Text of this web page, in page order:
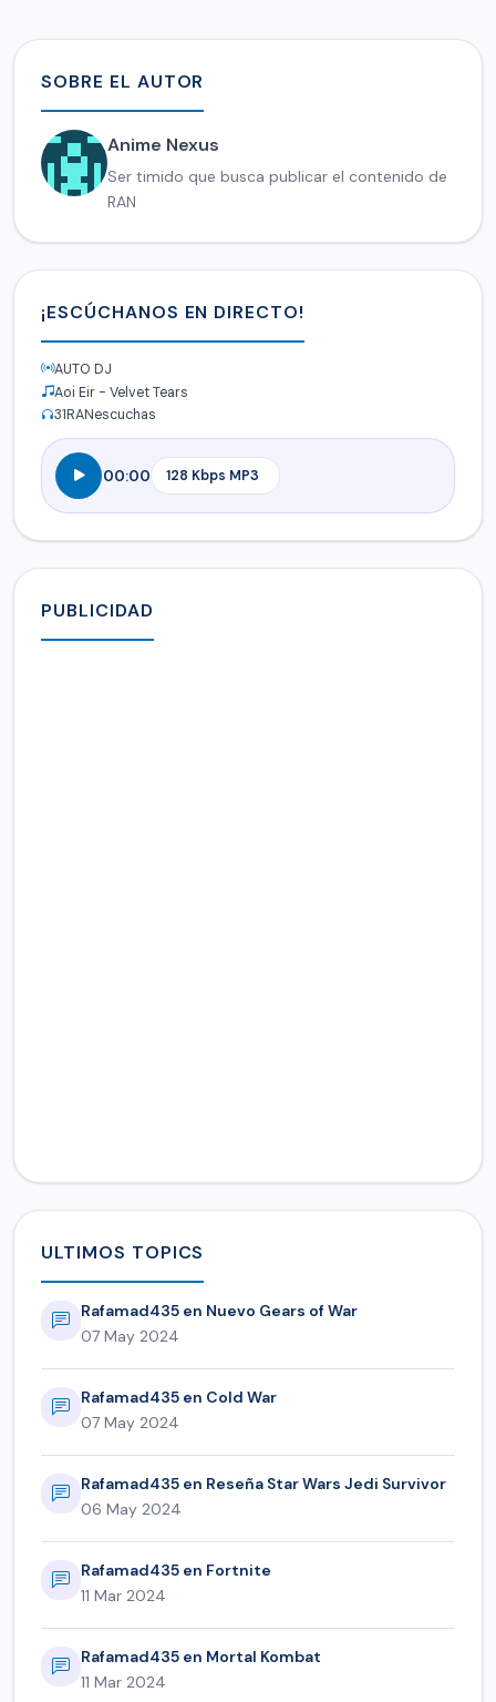
SOBRE EL AUTOR
Anime Nexus
Ser timido que busca publicar el contenido de
RAN
¡ESCÚCHANOS EN DIRECTO!
AUTO DJ
Aoi Eir - Velvet Tears
31RANescuchas
00:00
PUBLICIDAD
ULTIMOS TOPICS
Rafamad435 en Nuevo Gears of War
07 May 2024
Rafamad435 en Cold War
07 May 2024
Rafamad435 en Reseña Star Wars Jedi Survivor
06 May 2024
Rafamad435 en Fortnite
11 Mar 2024
Rafamad435 en Mortal Kombat
11 Mar 2024